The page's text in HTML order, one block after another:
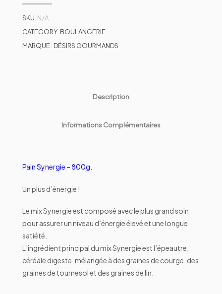
SKU: N/A
CATEGORY: BOULANGERIE
MARQUE : DÉSIRS GOURMANDS
Description
Informations Complémentaires
Pain Synergie – 800g.
Un plus d’énergie !
Le mix Synergie est composé avec le plus grand soin
pour assurer un niveau d’énergie élevé et une longue
satiété.
L’ingrédient principal du mix Synergie est l’épeautre,
céréale digeste, mélangée à des graines de courge, des
graines de tournesol et des graines de lin.